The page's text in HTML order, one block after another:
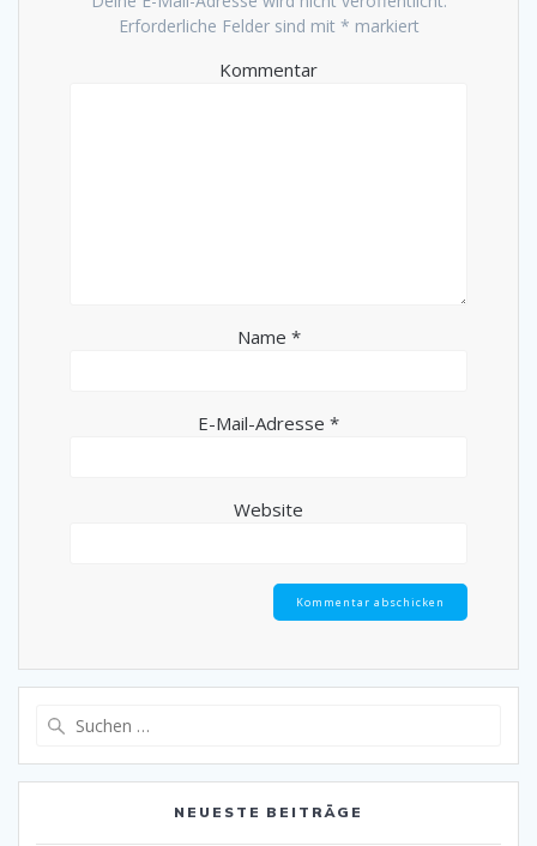
Erforderliche Felder sind mit * markiert
Kommentar
Name *
E-Mail-Adresse *
Website
NEUESTE BEITRÄGE